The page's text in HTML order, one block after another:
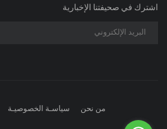
اشترك في صحيفتنا الإخبارية
من نحن سياسـة الخصوصيـة